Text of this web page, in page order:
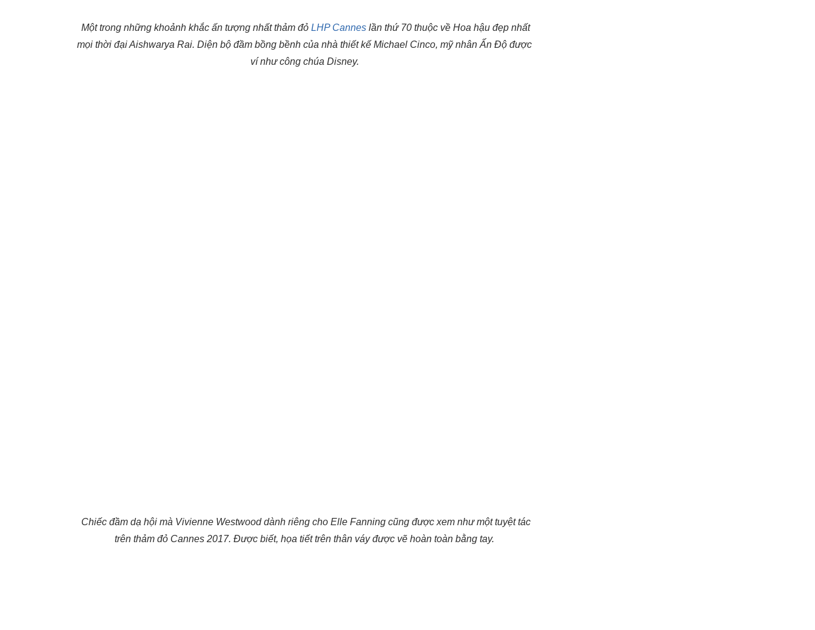
Một trong những khoảnh khắc ấn tượng nhất thảm đỏ LHP Cannes lần thứ 70 thuộc về Hoa hậu đẹp nhất
mọi thời đại Aishwarya Rai. Diện bộ đầm bồng bềnh của nhà thiết kế Michael Cinco, mỹ nhân Ấn Độ được
ví như công chúa Disney.
Chiếc đầm dạ hội mà Vivienne Westwood dành riêng cho Elle Fanning cũng được xem như một tuyệt tác
trên thảm đỏ Cannes 2017. Được biết, họa tiết trên thân váy được vẽ hoàn toàn bằng tay.